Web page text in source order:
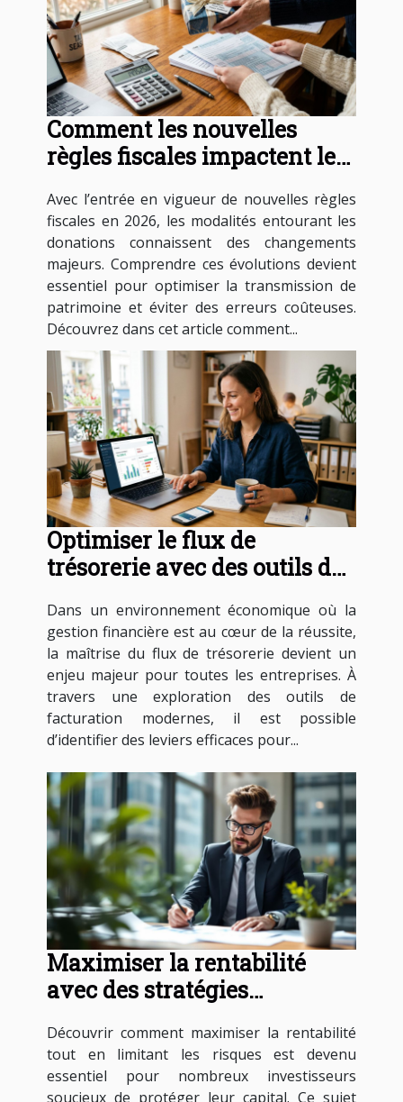
Comment les nouvelles
règles fiscales impactent les
Avec l’entrée en vigueur de nouvelles règles
fiscales en 2026, les modalités entourant les
donations connaissent des changements
majeurs. Comprendre ces évolutions devient
essentiel pour optimiser la transmission de
patrimoine et éviter des erreurs coûteuses.
Découvrez dans cet article comment...
Optimiser le flux de
trésorerie avec des outils de
Dans un environnement économique où la
gestion financière est au cœur de la réussite,
la maîtrise du flux de trésorerie devient un
enjeu majeur pour toutes les entreprises. À
travers une exploration des outils de
facturation modernes, il est possible
d’identifier des leviers efficaces pour...
Maximiser la rentabilité
avec des stratégies
Découvrir comment maximiser la rentabilité
tout en limitant les risques est devenu
essentiel pour nombreux investisseurs
soucieux de protéger leur capital. Ce sujet